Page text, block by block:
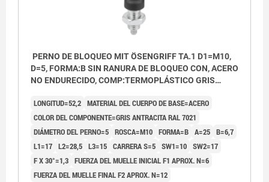
PERNO DE BLOQUEO MIT ÖSENGRIFF TA.1 D1=M10,
D=5, FORMA:B SIN RANURA DE BLOQUEO CON, ACERO
NO ENDURECIDO, COMP:TERMOPLÁSTICO GRIS
LONGITUD=52,2 MATERIAL DEL CUERPO DE BASE=ACERO
COLOR DEL COMPONENTE=GRIS ANTRACITA RAL 7021
DIÁMETRO DEL PERNO=5 ROSCA=M10 FORMA=B A=25 B=6,7
L1=17 L2=28,5 L3=15 CARRERA S=5 SW1=10 SW2=17
F X 30°=1,3 FUERZA DEL MUELLE INICIAL F1 APROX. N=6
FUERZA DEL MUELLE FINAL F2 APROX. N=12